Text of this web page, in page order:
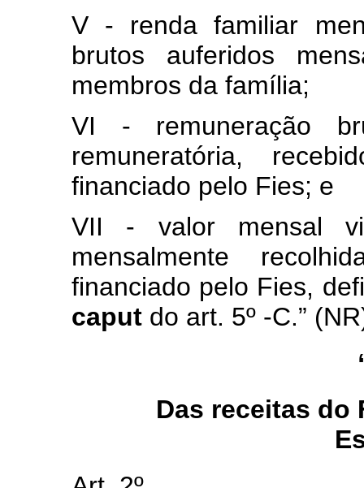
V - renda familiar
brutos auferidos
membros da família;
VI - remuneração
remuneratória,
financiado pelo Fies; e
VII - valor mensal
mensalmente
financiado pelo Fies,
caput do art. 5º -C.”
Das receitas do